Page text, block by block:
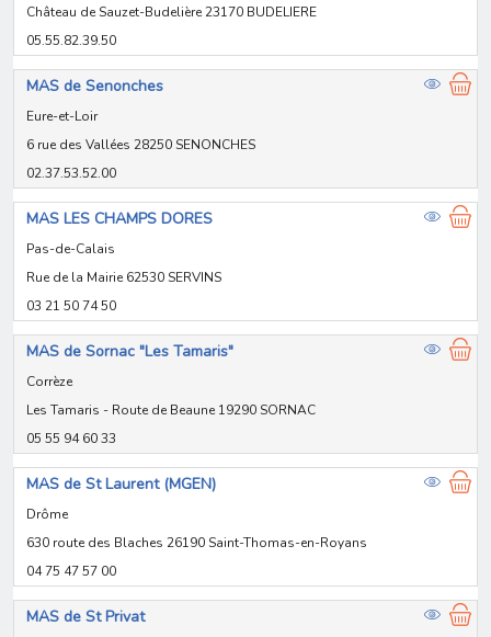
Château de Sauzet-Budelière 23170 BUDELIERE
05.55.82.39.50
MAS de Senonches
Eure-et-Loir
6 rue des Vallées 28250 SENONCHES
02.37.53.52.00
MAS LES CHAMPS DORES
Pas-de-Calais
Rue de la Mairie 62530 SERVINS
03 21 50 74 50
MAS de Sornac "Les Tamaris"
Corrèze
Les Tamaris - Route de Beaune 19290 SORNAC
05 55 94 60 33
MAS de St Laurent (MGEN)
Drôme
630 route des Blaches 26190 Saint-Thomas-en-Royans
04 75 47 57 00
MAS de St Privat